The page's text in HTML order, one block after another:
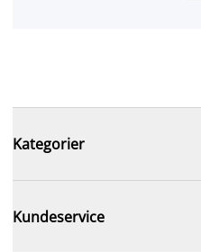
Kategorier
Kundeservice